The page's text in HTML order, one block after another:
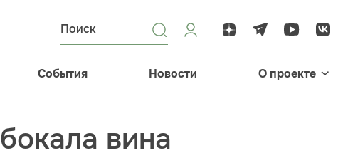
События Новости О проекте
вина